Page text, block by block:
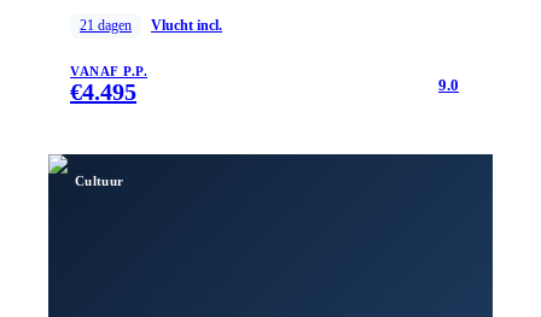
21 dagen Vlucht incl.
VANAF P.P.
€4.495 9.0
Cultuur